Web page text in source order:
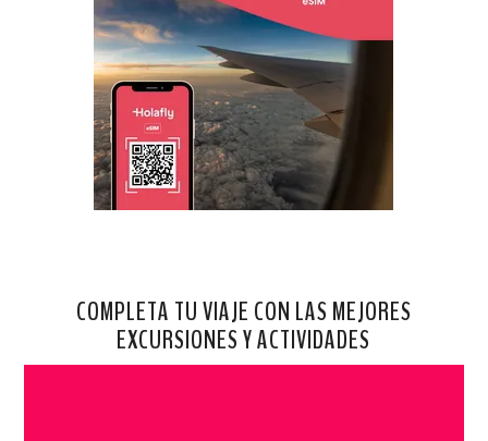
COMPLETA TU VIAJE CON LAS MEJORES
EXCURSIONES Y ACTIVIDADES